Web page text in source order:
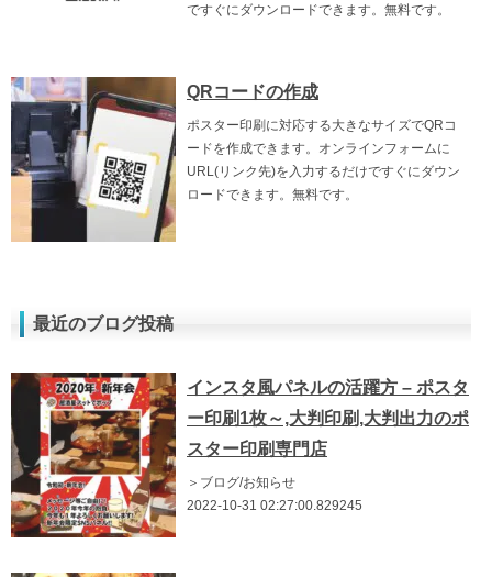
ですぐにダウンロードできます。無料です。
QRコードの作成
ポスター印刷に対応する大きなサイズでQRコ
ードを作成できます。オンラインフォームに
URL(リンク先)を入力するだけですぐにダウン
ロードできます。無料です。
最近のブログ投稿
インスタ風パネルの活躍方 – ポスタ
ー印刷1枚～,大判印刷,大判出力のポ
スター印刷専門店
＞ブログ/お知らせ
2022-10-31 02:27:00.829245